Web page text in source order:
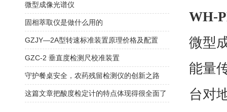
WH-
微型
能量
台对
微型成像光谱仪
固相萃取仪是做什么用的
GZJY—2A型转速标准装置原理价格及配置
GZC-2 垂直度检测尺校准装置
守护餐桌安全，农药残留检测仪的创新之路
这篇文章把酸度检定计的特点体现得很全面了